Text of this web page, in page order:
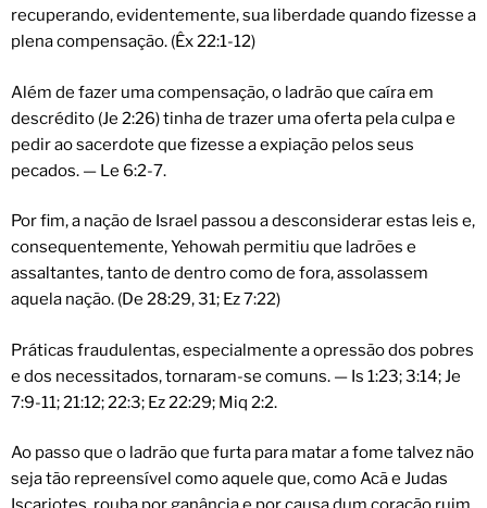
recuperando, evidentemente, sua liberdade quando fizesse a
plena compensação. (Êx 22:1-12)
Além de fazer uma compensação, o ladrão que caíra em
descrédito (Je 2:26) tinha de trazer uma oferta pela culpa e
pedir ao sacerdote que fizesse a expiação pelos seus
pecados. — Le 6:2-7.
Por fim, a nação de Israel passou a desconsiderar estas leis e,
consequentemente, Yehowah permitiu que ladrões e
assaltantes, tanto de dentro como de fora, assolassem
aquela nação. (De 28:29, 31; Ez 7:22)
Práticas fraudulentas, especialmente a opressão dos pobres
e dos necessitados, tornaram-se comuns. — Is 1:23; 3:14; Je
7:9-11; 21:12; 22:3; Ez 22:29; Miq 2:2.
Ao passo que o ladrão que furta para matar a fome talvez não
seja tão repreensível como aquele que, como Acã e Judas